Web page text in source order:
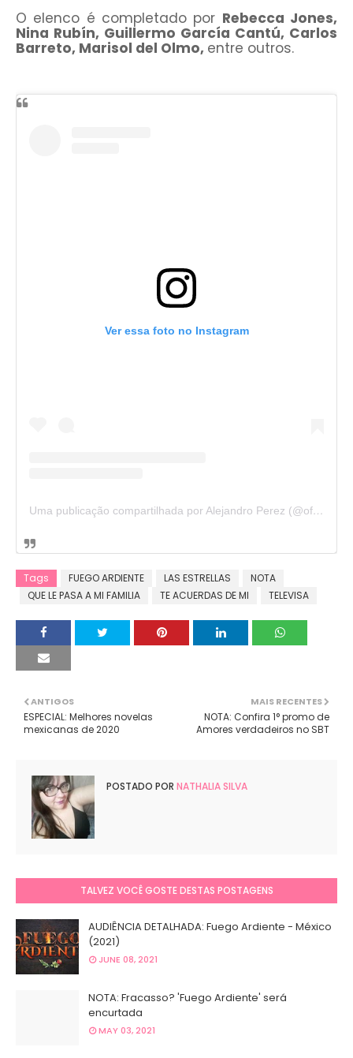
O elenco é completado por Rebecca Jones,
Nina Rubín, Guillermo García Cantú, Carlos
Barreto, Marisol del Olmo, entre outros.
Ver essa foto no Instagram
Uma publicação compartilhada por Alejandro Perez (@officialalejandropereznyc)
Tags FUEGO ARDIENTE LAS ESTRELLAS
NOTA
QUE LE PASA A MI FAMILIA
TE ACUERDAS DE MI TELEVISA
MAIS RECENTES
NOTA: Confira 1° promo de
Amores verdadeiros no SBT
ANTIGOS
ESPECIAL: Melhores novelas
mexicanas de 2020
POSTADO POR NATHALIA SILVA
TALVEZ VOCÊ GOSTE DESTAS POSTAGENS
AUDIÊNCIA DETALHADA: Fuego Ardiente - México
(2021)
JUNE 08, 2021
NOTA: Fracasso? 'Fuego Ardiente' será
encurtada
MAY 03, 2021